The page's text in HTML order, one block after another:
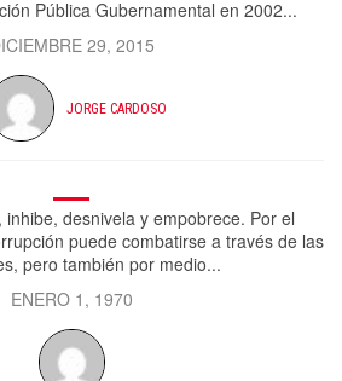
Pública Gubernamental en 2002...
29, 2015
JORGE CARDOSO
desnivela y empobrece. Por el
puede combatirse a través de las
pero también por medio...
ENERO 1, 1970